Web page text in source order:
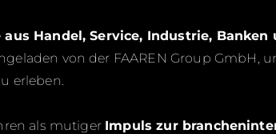
aus Handel, Service, Industrie,
von der FAAREN Group GmbH,
erleben.
als mutiger Impuls zur